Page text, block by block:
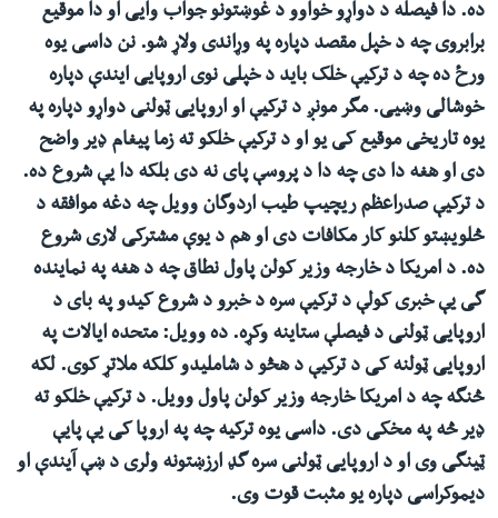
ده. دا فیصله د دواړو خواوو د غوښتونو جواب وایی او دا موقیع
برابروی چه د خپل مقصد دپاره په وړاندی ولاړ شو. نن داسی یوه
ورځ ده چه د ترکیې خلک باید د خپلی نوی اروپایی ایندې دپاره
خوشالی وښیی. مگر مونږ د ترکیې او اروپایی ټولنی دواړو دپاره په
یوه تاریخی موقیع کی یو او د ترکیې خلکو ته زما پیغام ډیر واضح
دی او هغه دا دی چه دا د پروسې پای نه دی بلکه دا یې شروع ده.
د ترکیې صدراعظم ریچیپ طیب اردوگان وویل چه دغه موافقه د
څلویښتو کلنو کار مکافات دی او هم د یوې مشترکی لاری شروع
ده. د امریکا د خارجه وزیر کولن پاول نطاق چه د هغه په نماینده
گی یې خبری کولې د ترکیې سره د خبرو د شروع کیدو په بای د
اروپایی ټولنی د فیصلې ستاینه وکړه. ده وویل: متحده ایالات په
اروپایی ټولنه کی د ترکیې د هڅو د شاملیدو کلکه ملاتړ کوی. لکه
څنگه چه د امریکا خارجه وزیر کولن پاول وویل. د ترکیې خلکو ته
ډیر څه په مخکی دی. داسی یوه ترکیه چه په اروپا کی یې پایې
ټینگی وی او د اروپایی ټولنی سره گډ ارزښتونه ولری د ښې آیندې او
دیموکراسی دپاره یو مثبت قوت وی.